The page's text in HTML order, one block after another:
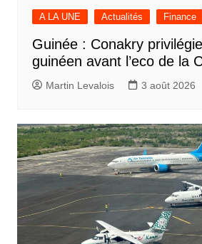
A LA UNE Actualités Finance
Guinée : Conakry
guinéen avant l’eco de la
Martin Levalois 3 août 2026